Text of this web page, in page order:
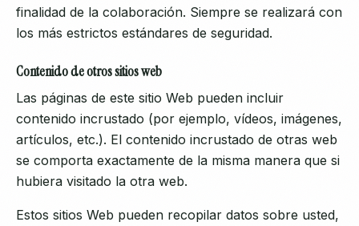
finalidad de la colaboración. Siempre se realizará con
los más estrictos estándares de seguridad.
Contenido de otros sitios web
Las páginas de este sitio Web pueden incluir
contenido incrustado (por ejemplo, vídeos, imágenes,
artículos, etc.). El contenido incrustado de otras web
se comporta exactamente de la misma manera que si
hubiera visitado la otra web.
Estos sitios Web pueden recopilar datos sobre usted,